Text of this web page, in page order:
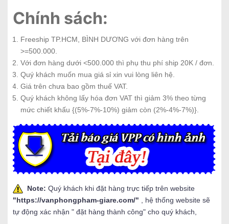
Chính sách:
Freeship TP.HCM, BÌNH DƯƠNG với đơn hàng trên
>=500.000.
Với đơn hàng dưới <500.000 thì phụ thu phí ship 20K / đơn.
Quý khách muốn mua giá sỉ xin vui lòng liên hệ.
Giá trên chưa bao gồm thuế VAT.
Quý khách không lấy hóa đơn VAT thì giảm 3% theo từng
mức chiết khấu {(5%-7%-10%) giảm còn (2%-4%-7%)}.
Note: Quý khách khi đặt hàng trực tiếp trên website
"https://vanphongpham-giare.com/"
, hệ thống website sẽ
tự động xác nhận " đặt hàng thành công" cho quý khách,